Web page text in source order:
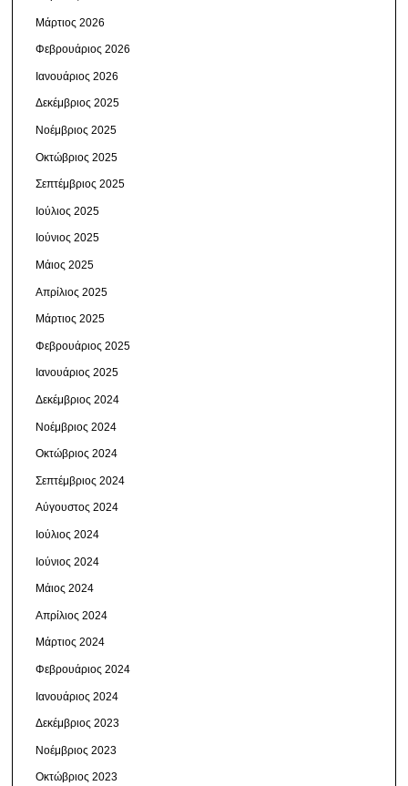
Μάρτιος 2026
Φεβρουάριος 2026
Ιανουάριος 2026
Δεκέμβριος 2025
Νοέμβριος 2025
Οκτώβριος 2025
Σεπτέμβριος 2025
Ιούλιος 2025
Ιούνιος 2025
Μάιος 2025
Απρίλιος 2025
Μάρτιος 2025
Φεβρουάριος 2025
Ιανουάριος 2025
Δεκέμβριος 2024
Νοέμβριος 2024
Οκτώβριος 2024
Σεπτέμβριος 2024
Αύγουστος 2024
Ιούλιος 2024
Ιούνιος 2024
Μάιος 2024
Απρίλιος 2024
Μάρτιος 2024
Φεβρουάριος 2024
Ιανουάριος 2024
Δεκέμβριος 2023
Νοέμβριος 2023
Οκτώβριος 2023